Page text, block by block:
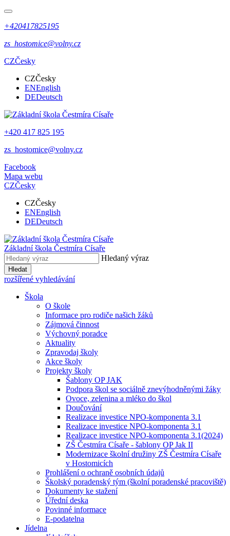
+420417825195
zs_hostomice@volny.cz
CZČesky
CZČesky
ENEnglish
DEDeutsch
+420 417 825 195
zs_hostomice@volny.cz
Facebook
Mapa webu
CZČesky
CZČesky
ENEnglish
DEDeutsch
Základní škola Čestmíra Císaře
Hledaný výraz
Hledat
rozšířené vyhledávání
Škola
O škole
Informace pro rodiče našich žáků
Zájmová činnost
Výchovný poradce
Aktuality
Zpravodaj školy
Akce školy
Projekty školy
Šablony OP JAK
Podpora škol se sociálně znevýhodněnými žáky
Ovoce, zelenina a mléko do škol
Doučování
Realizace investice NPO-komponenta 3.1
Realizace investice NPO-komponenta 3.1
Realizace investice NPO-komponenta 3.1(2024)
ZŠ Čestmíra Císaře - šablony OP Jak II
Modernizace školní družiny ZŠ Čestmíra Císaře
v Hostomicích
Prohlášení o ochraně osobních údajů
Školský poradenský tým (školní poradenské pracoviště)
Dokumenty ke stažení
Úřední deska
Povinné informace
E-podatelna
Jídelna